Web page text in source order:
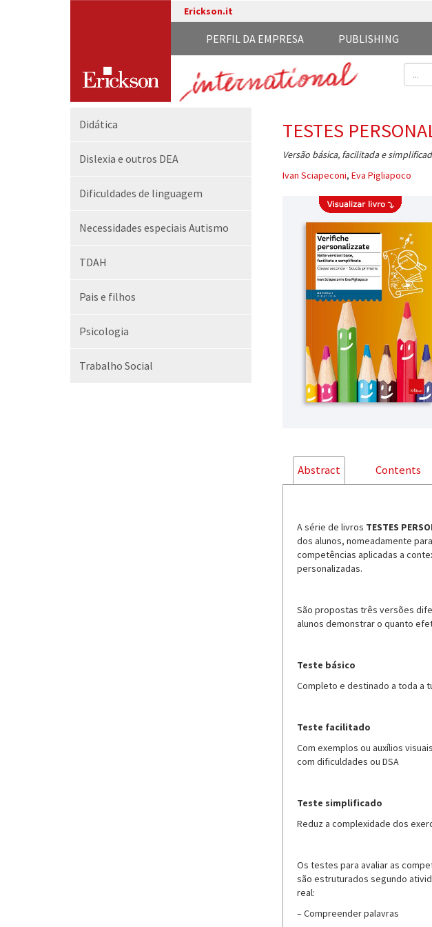
Erickson.it
PUBLISHING
PERFIL DA EMPRESA
Didática
Dislexia e outros DEA
Dificuldades de linguagem
Necessidades especiais Autismo
TDAH
Pais e filhos
Psicologia
Trabalho Social
TESTES
Versão básica, facilitada e
Ivan Sciapeconi, Eva Pigliapoco
Abstract Contents
A série de livros TESTES
dos alunos, nomeadamente
competências aplicadas a
personalizadas.
São propostas três versões
alunos demonstrar o quanto
Teste básico
Completo e destinado a toda a
Teste facilitado
Com exemplos ou auxílios
com dificuldades ou DSA
Teste simplificado
Reduz a complexidade dos
Os testes para avaliar as
são estruturados segundo
real:
– Compreender palavras